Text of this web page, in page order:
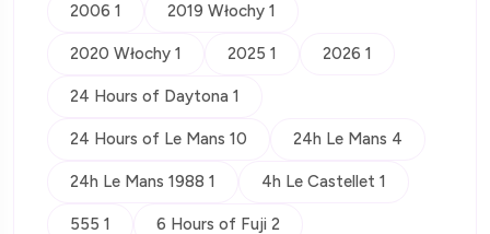
2006 1 2019 Włochy 1
2020 Włochy 1 2025 1 2026 1
24 Hours of Daytona 1
24 Hours of Le Mans 10 24h Le Mans 4
24h Le Mans 1988 1 4h Le Castellet 1
555 1 6 Hours of Fuji 2